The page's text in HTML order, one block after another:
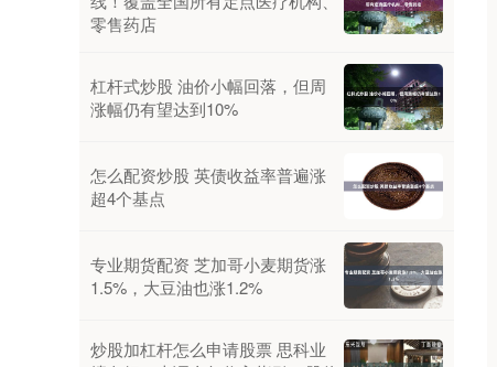
零售药店
杠杆式炒股 油价小幅回落，但周
涨幅仍有望达到10%
怎么配资炒股 英债收益率普遍涨
超4个基点
专业期货配资 芝加哥小麦期货涨
1.5%，大豆油也涨1.2%
炒股加杠杆怎么申请股票 思科业